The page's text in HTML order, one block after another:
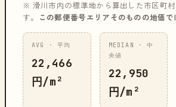
※ 滑川市内の標準地から算出した市区町
す。
この郵便番号エリアそのものの地価で
AVG · 平均
22,466
円/m²
MEDIAN · 中
央値
22,950
円/m²